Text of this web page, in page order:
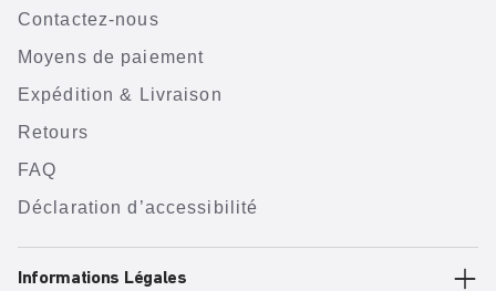
Contactez-nous
Moyens de paiement
Expédition & Livraison
Retours
FAQ
Déclaration d’accessibilité
Informations Légales